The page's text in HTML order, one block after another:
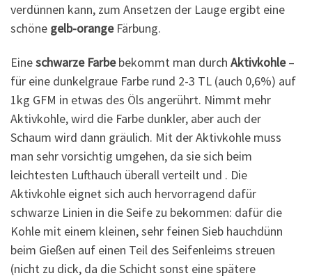
verdünnen kann, zum Ansetzen der Lauge ergibt eine
schöne gelb-orangeFärbung.
Eineschwarze Farbebekommt man durch Aktivkohle–
für eine dunkelgraue Farbe rund 2-3 TL (auch 0,6%) auf
1kg GFM in etwas des Öls angerührt. Nimmt mehr
Aktivkohle, wird die Farbe dunkler, aber auch der
Schaum wird dann gräulich. Mit der Aktivkohle muss
man sehr vorsichtig umgehen, da sie sich beim
leichtesten Lufthauch überall verteilt und . Die
Aktivkohle eignet sich auch hervorragend dafür
schwarze Linien in die Seife zu bekommen: dafür die
Kohle mit einem kleinen, sehr feinen Sieb hauchdünn
beim Gießen auf einen Teil des Seifenleims streuen
(nicht zu dick, da die Schicht sonst eine spätere